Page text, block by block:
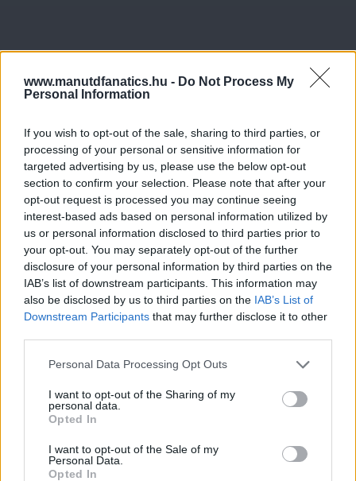
www.manutdfanatics.hu - Do Not Process My
Personal Information
If you wish to opt-out of the sale, sharing to third parties, or
processing of your personal or sensitive information for
targeted advertising by us, please use the below opt-out
section to confirm your selection. Please note that after your
opt-out request is processed you may continue seeing
interest-based ads based on personal information utilized by
us or personal information disclosed to third parties prior to
your opt-out. You may separately opt-out of the further
disclosure of your personal information by third parties on the
IAB’s list of downstream participants. This information may
also be disclosed by us to third parties on the IAB’s List of
Downstream Participants that may further disclose it to other
Please note that this website/app uses one or more Google
not limited to your visit or usage behaviour. You may click to
grant or deny consent to Google and its third-party tags to
use your data for below specified purposes in below Google
consent section.
Personal Data Processing Opt Outs
I want to opt-out of the Sharing of my
personal data.
Opted In
I want to opt-out of the Sale of my
Personal Data.
Opted In
Meccs Center
Paris Saint-Germainvs
Manchester United
Felkészülési szezon 4. mérkőzés
Nya Ullevi, Göteborg
1 nap 15 óra 52 perc 27 másodperc